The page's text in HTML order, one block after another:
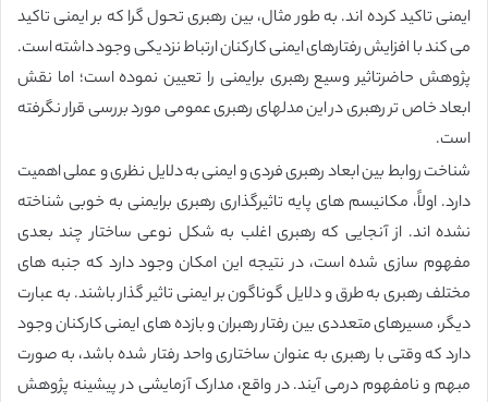
ایمنی تاکید کرده اند. به طور مثال، بین رهبری تحول گرا که بر ایمنی تاکید
می کند با افزایش رفتارهای ایمنی کارکنان ارتباط نزدیکی وجود داشته است.
پژوهش حاضرتاثیر وسیع رهبری برایمنی را تعیین نموده است؛ اما نقش
ابعاد خاص تر رهبری در این مدلهای رهبری عمومی مورد بررسی قرار نگرفته
است.
شناخت روابط بین ابعاد رهبری فردی و ایمنی به دلایل نظری و عملی اهمیت
دارد. اولاً، مکانیسم های پایه تاثیرگذاری رهبری برایمنی به خوبی شناخته
نشده اند. از آنجایی که رهبری اغلب به شکل نوعی ساختار چند بعدی
مفهوم سازی شده است، در نتیجه این امکان وجود دارد که جنبه های
مختلف رهبری به طرق و دلایل گوناگون بر ایمنی تاثیر گذار باشند. به عبارت
دیگر، مسیرهای متعددی بین رفتار رهبران و بازده های ایمنی کارکنان وجود
دارد که وقتی با رهبری به عنوان ساختاری واحد رفتار شده باشد، به صورت
مبهم و نامفهوم درمی آیند. در واقع، مدارک آزمایشی در پیشینه پژوهش